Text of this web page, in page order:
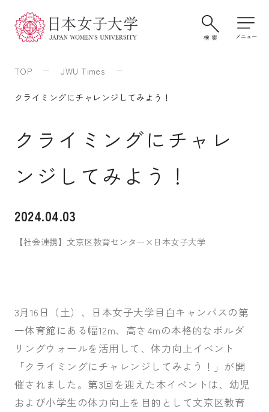
学部・大学院
キャンパスライフ
国際交流・留学
TOP JWU Times
クライミングにチャレンジしてみよう！
クライミングにチャレ
ンジしてみよう！
2024.04.03
【社会連携】文京区教育センター×日本女子大学
3月16日（土）、日本女子大学目白キャンパスの第
一体育館にある幅12m、高さ4mの本格的なボルダ
リングウォールを活用して、体力向上イベント
「クライミングにチャレンジしてみよう！」が開
催されました。第3回を迎えた本イベントは、幼児
および小学生の体力向上を目的として文京区教育